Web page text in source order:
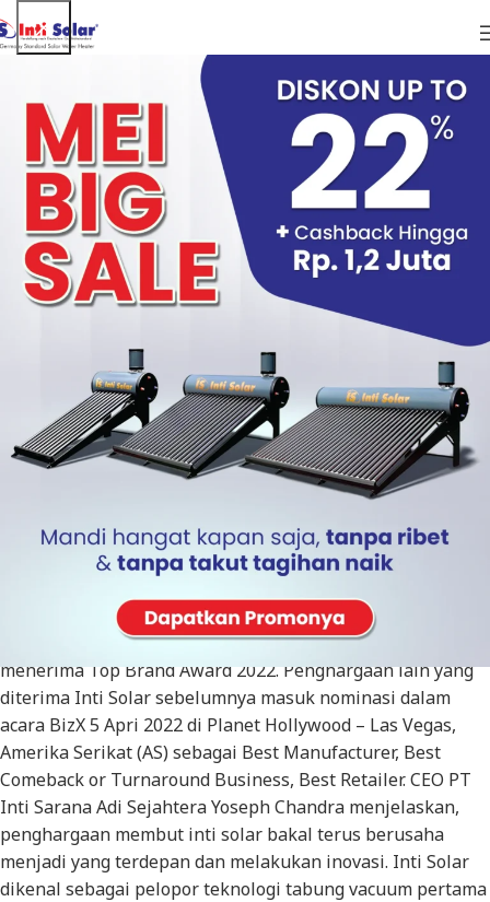
Ingin Jadi yang Terdepan, Inti Solar
Pemanas Terus Berinovasi
Bisnis.com, JAKARTA – Inti Solar, alat pemanas air tenaga
Sarana Adi Sejahtera meraih Superbrands Award dua
tahun berturut-turut yaitu tahun 2021 dan 2022 juga
menerima Top Brand Award 2022. Penghargaan lain yang
diterima Inti Solar sebelumnya masuk nominasi dalam
acara BizX 5 Apri 2022 di Planet Hollywood – Las Vegas,
Amerika Serikat (AS) sebagai Best Manufacturer, Best
Comeback or Turnaround Business, Best Retailer. CEO PT
Inti Sarana Adi Sejahtera Yoseph Chandra menjelaskan,
penghargaan membut inti solar bakal terus berusaha
menjadi yang terdepan dan melakukan inovasi. Inti Solar
dikenal sebagai pelopor teknologi tabung vacuum pertama